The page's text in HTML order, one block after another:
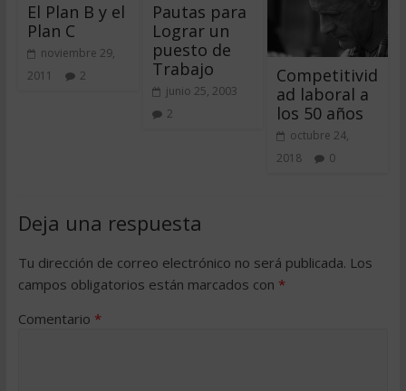
El Plan B y el
Plan C
noviembre 29,
2011
2
Pautas para
Lograr un
puesto de
Trabajo
junio 25, 2003
2
Competitivid
ad laboral a
los 50 años
octubre 24,
2018
0
Deja una respuesta
Tu dirección de correo electrónico no será publicada. Los
campos obligatorios están marcados con *
Comentario *